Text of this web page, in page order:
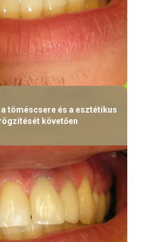
töméscsere és a esztétikus
követően